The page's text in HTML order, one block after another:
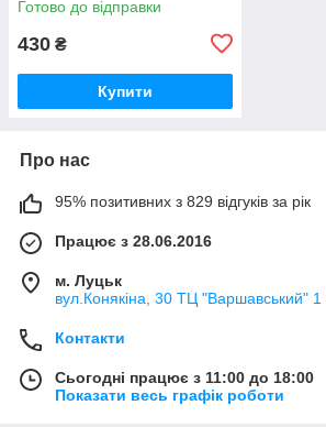
Готово до відправки
430 ₴
Купити
Про нас
95% позитивних з 829 відгуків за рік
Працює з 28.06.2016
м. Луцьк
вул.Конякіна, 30 ТЦ "Варшавський" 1
Контакти
Сьогодні працює з 11:00 до 18:00
Показати весь графік роботи